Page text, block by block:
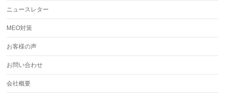
ニュースレター
MEO対策
お客様の声
お問い合わせ
会社概要